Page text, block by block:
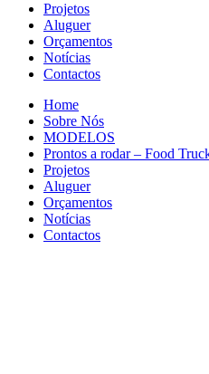
Projetos
Aluguer
Orçamentos
Notícias
Contactos
Home
Sobre Nós
MODELOS
Prontos a rodar – Food
Projetos
Aluguer
Orçamentos
Notícias
Contactos